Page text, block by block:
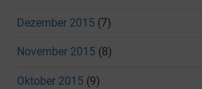
Dezember 2015 (7)
November 2015 (8)
Oktober 2015 (9)